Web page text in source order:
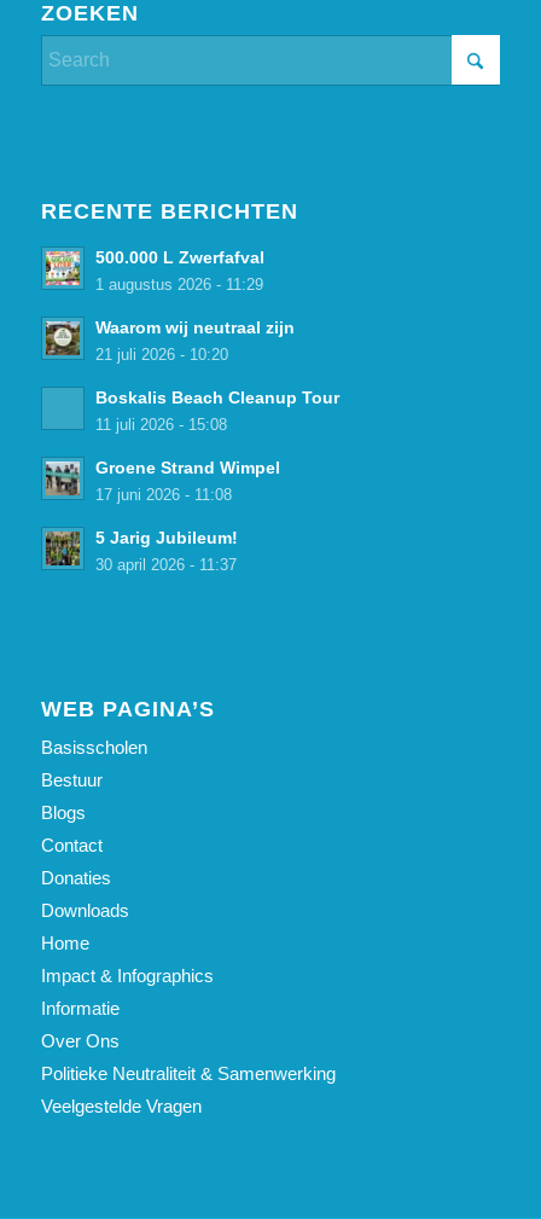
ZOEKEN
RECENTE BERICHTEN
500.000 L Zwerfafval
1 augustus 2026 - 11:29
Waarom wij neutraal zijn
21 juli 2026 - 10:20
Boskalis Beach Cleanup Tour
11 juli 2026 - 15:08
Groene Strand Wimpel
17 juni 2026 - 11:08
5 Jarig Jubileum!
30 april 2026 - 11:37
WEB PAGINA’S
Basisscholen
Bestuur
Blogs
Contact
Donaties
Downloads
Home
Impact & Infographics
Informatie
Over Ons
Politieke Neutraliteit & Samenwerking
Veelgestelde Vragen